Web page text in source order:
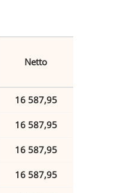
Netto
16 587,95
16 587,95
16 587,95
16 587,95